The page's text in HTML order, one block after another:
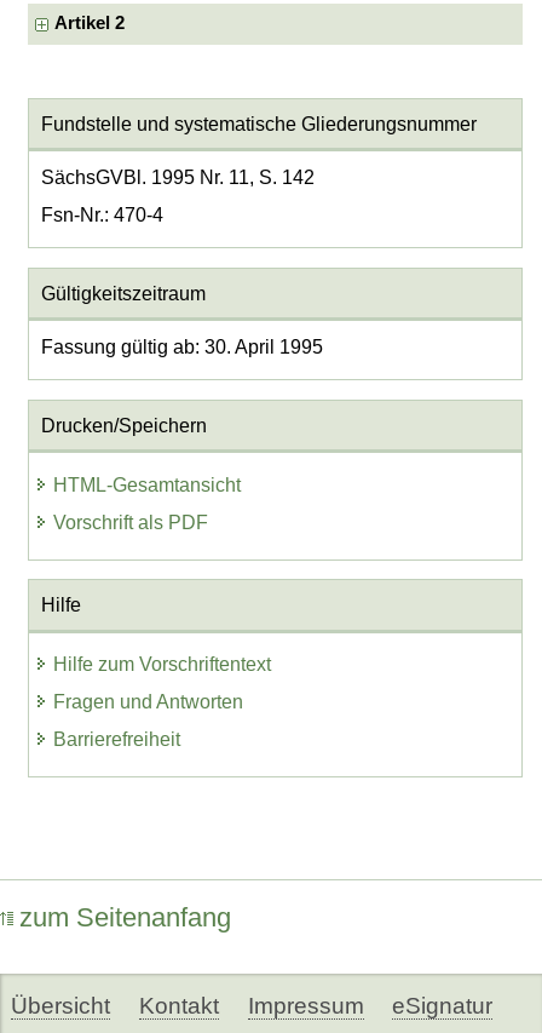
Artikel 2
Fundstelle und systematische Gliederungsnummer
SächsGVBl. 1995 Nr. 11, S. 142
Fsn-Nr.: 470-4
Gültigkeitszeitraum
Fassung gültig ab: 30. April 1995
Drucken/Speichern
HTML-Gesamtansicht
Vorschrift als PDF
Hilfe
Hilfe zum Vorschriftentext
Fragen und Antworten
Barrierefreiheit
zum Seitenanfang
Übersicht Kontakt Impressum eSignatur